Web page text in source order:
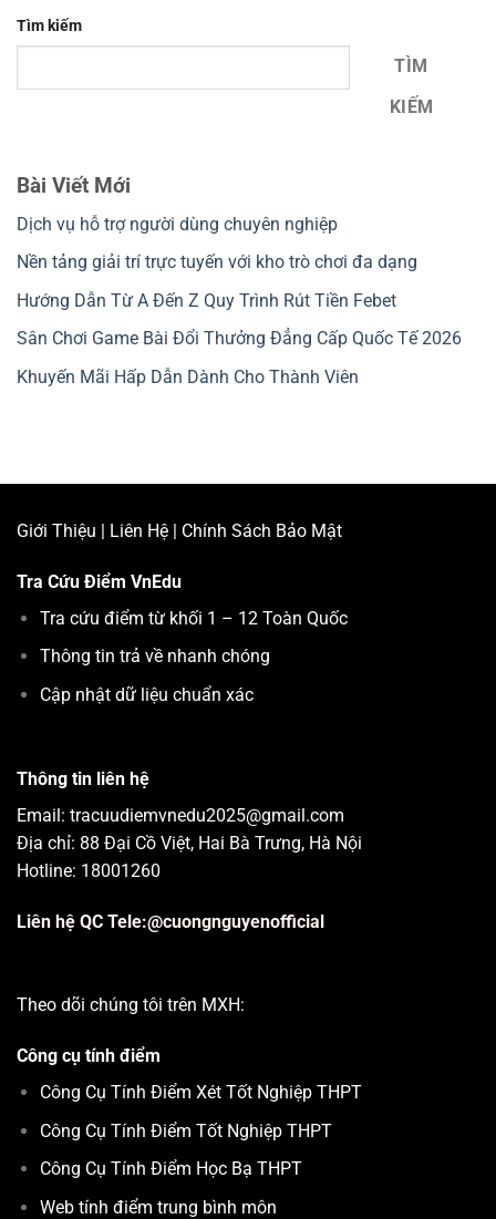
Tìm kiếm
TÌM
KIẾM
Bài Viết Mới
Dịch vụ hỗ trợ người dùng chuyên nghiệp
Nền tảng giải trí trực tuyến với kho trò chơi đa dạng
Hướng Dẫn Từ A Đến Z Quy Trình Rút Tiền Febet
Sân Chơi Game Bài Đổi Thưởng Đẳng Cấp Quốc Tế 2026
Khuyến Mãi Hấp Dẫn Dành Cho Thành Viên
Giới Thiệu | Liên Hệ | Chính Sách Bảo Mật
Tra Cứu Điểm VnEdu
Tra cứu điểm từ khối 1 – 12 Toàn Quốc
Thông tin trả về nhanh chóng
Cập nhật dữ liệu chuẩn xác
Thông tin liên hệ
Email: tracuudiemvnedu2025@gmail.com
Địa chỉ: 88 Đại Cồ Việt, Hai Bà Trưng, Hà Nội
Hotline: 18001260
Liên hệ QC Tele:@cuongnguyenofficial
Theo dõi chúng tôi trên MXH:
Công cụ tính điểm
Công Cụ Tính Điểm Xét Tốt Nghiệp THPT
Công Cụ Tính Điểm Tốt Nghiệp THPT
Công Cụ Tính Điểm Học Bạ THPT
Web tính điểm trung bình môn